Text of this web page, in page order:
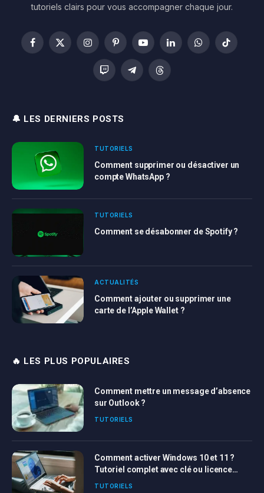
tutoriels clairs pour vous accompagner chaque jour.
Facebook
X
InstagramPinterestYouTubeLinkedInWhatsAppTikTok
Twitch TelegramThreads
🔔 LES DERNIERS POSTS
TUTORIELS
Comment supprimer ou désactiver un
compte WhatsApp ?
TUTORIELS
Comment se désabonner de Spotify ?
ACTUALITÉS
Comment ajouter ou supprimer une
carte de l’Apple Wallet ?
🔥 LES PLUS POPULAIRES
Comment mettre un message d’absence
sur Outlook ?
TUTORIELS
Comment activer Windows 10 et 11 ?
Tutoriel complet avec clé ou licence
Windows
TUTORIELS